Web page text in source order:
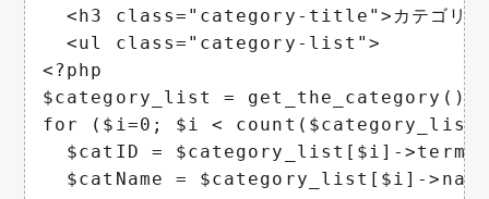
<h3 class="category-title">カテゴリ
  <ul class="category-list">
<?php
$category_list = get_the_category();
for ($i=0; $i <
$catID = $category_list[$i]-
$catName = $category_list[$i]-